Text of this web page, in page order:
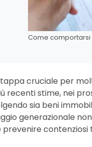
Come
cruciale per
recenti stime, nei
sia beni
generazionale
contenziosi